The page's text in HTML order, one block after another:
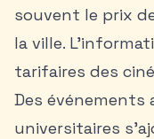
souvent le prix
la ville.
tarifaires des
Des événements
universitaires